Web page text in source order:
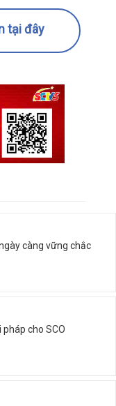
tại đây
càng vững chắc
cho SCO